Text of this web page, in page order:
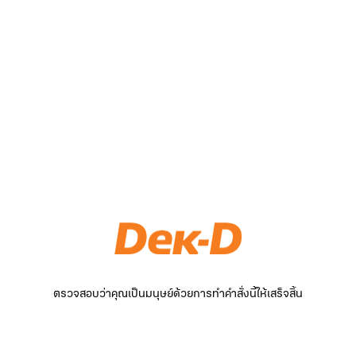
ตรวจสอบว่าคุณเป็นมนุษย์ด้วยการทำคำสั่งนี้ให้เสร็จสิ้น